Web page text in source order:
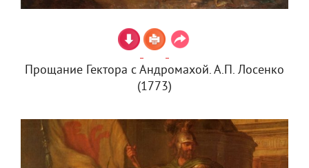
Прощание Гектора с Андромахой. А.П. Лосенко
(1773)